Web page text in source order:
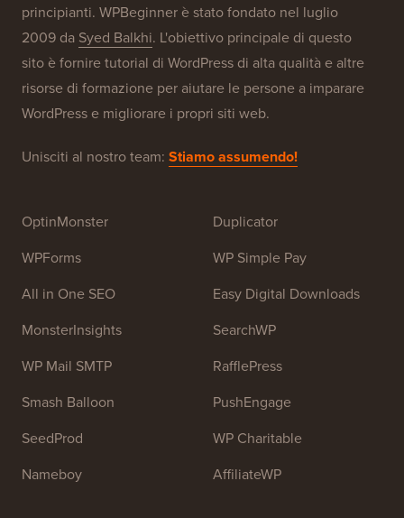
principianti. WPBeginner è stato fondato nel luglio
2009 da Syed Balkhi. L'obiettivo principale di questo
sito è fornire tutorial di WordPress di alta qualità e altre
risorse di formazione per aiutare le persone a imparare
WordPress e migliorare i propri siti web.
Unisciti al nostro team: Stiamo assumendo!
OptinMonster
WPForms
All in One SEO
MonsterInsights
WP Mail SMTP
Smash Balloon
SeedProd
Nameboy
Duplicator
WP Simple Pay
Easy Digital Downloads
SearchWP
RafflePress
PushEngage
WP Charitable
AffiliateWP